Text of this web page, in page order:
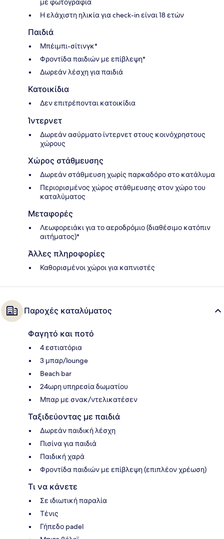
με φωτογραφία
Η ελάχιστη ηλικία για check-in είναι 18 ετών
Παιδιά
Μπέιμπι-σίτινγκ*
Φροντίδα παιδιών με επίβλεψη*
Δωρεάν λέσχη για παιδιά
Κατοικίδια
Δεν επιτρέπονται κατοικίδια
Ίντερνετ
Δωρεάν ασύρματο ίντερνετ στους κοινόχρηστους
χώρους
Χώρος στάθμευσης
Δωρεάν στάθμευση χωρίς παρκαδόρο στο κατάλυμα
Περιορισμένος χώρος στάθμευσης στον χώρο του
καταλύματος
Μεταφορές
Λεωφορειάκι για το αεροδρόμιο (διαθέσιμο κατόπιν
αιτήματος)*
Άλλες πληροφορίες
Καθορισμένοι χώροι για καπνιστές
Παροχές καταλύματος
Φαγητό και ποτό
4 εστιατόρια
3 μπαρ/lounge
Beach bar
24ωρη υπηρεσία δωματίου
Μπαρ με σνακ/ντελικατέσεν
Ταξιδεύοντας με παιδιά
Δωρεάν παιδική λέσχη
Πισίνα για παιδιά
Παιδική χαρά
Φροντίδα παιδιών με επίβλεψη (επιπλέον χρέωση)
Τι να κάνετε
Σε ιδιωτική παραλία
Τένις
Γήπεδο padel